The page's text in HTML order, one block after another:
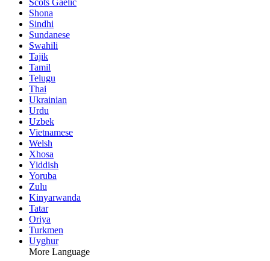
Scots Gaelic
Shona
Sindhi
Sundanese
Swahili
Tajik
Tamil
Telugu
Thai
Ukrainian
Urdu
Uzbek
Vietnamese
Welsh
Xhosa
Yiddish
Yoruba
Zulu
Kinyarwanda
Tatar
Oriya
Turkmen
Uyghur
More Language